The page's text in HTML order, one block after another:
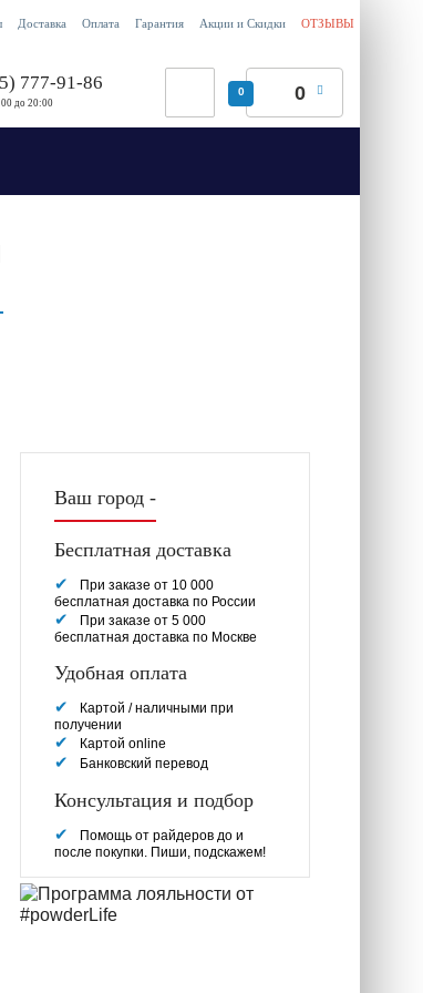
Доставка Оплата Гарантия Акции и Скидки ОТЗЫВЫ
777-91-86
до 20:00
0 0
Ваш город -
Бесплатная доставка
При заказе от 10 000
бесплатная доставка по России
При заказе от 5 000
бесплатная доставка по Москве
Удобная оплата
Картой / наличными при
получении
Картой online
Банковский перевод
Консультация и подбор
Помощь от райдеров до и
после покупки. Пиши, подскажем!